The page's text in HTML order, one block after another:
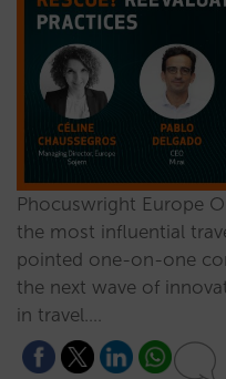
Phocuswright Europe
the most influential
pointed one-on-one
the next wave of
in travel.…